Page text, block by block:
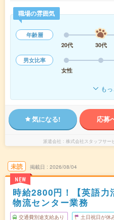
職場の雰囲気
年齢層
20代
30代
男女比率
女性
も
気になる! 応募
派遣会社 株式会社スタッフサ
未読
NEW
掲載日 2026/08/04
時給2800円！【英語力
物流センター業務
交通費別途支給あり 土日祝日が休